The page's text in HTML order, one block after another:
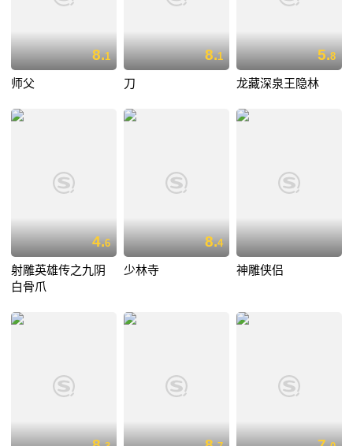
8.1
师父
8.1
刀
5.8
龙藏深泉王隐林
4.6
射雕英雄传之九阴
白骨爪
8.4
少林寺 神雕侠侣